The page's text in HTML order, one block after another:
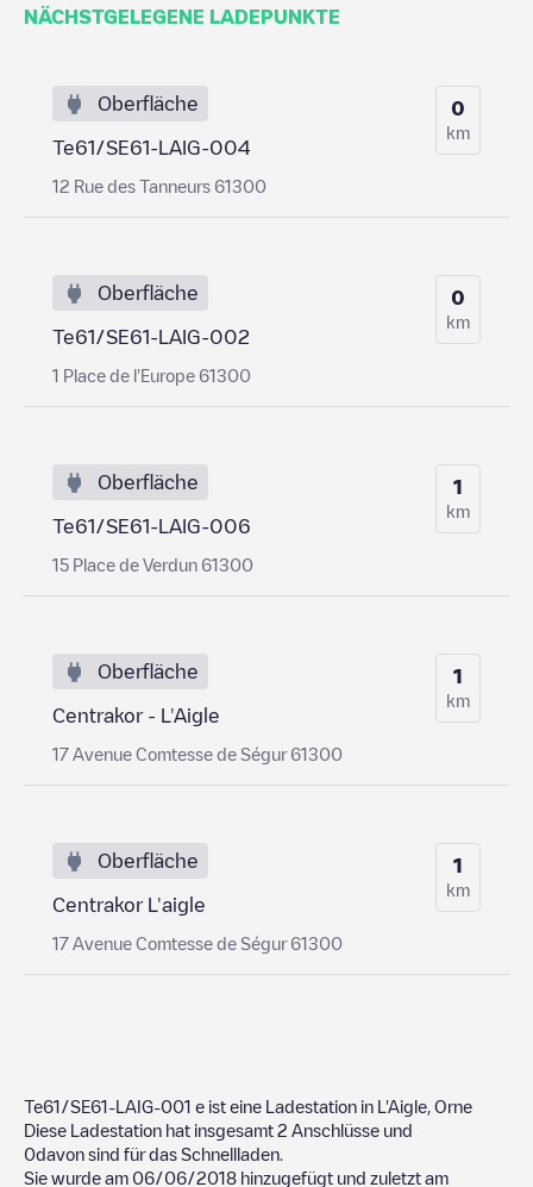
NÄCHSTGELEGENE LADEPUNKTE
Oberfläche
Te61/SE61-LAIG-004
12 Rue des Tanneurs 61300
0
km
Oberfläche
Te61/SE61-LAIG-002
1 Place de l'Europe 61300
0
km
Oberfläche
Te61/SE61-LAIG-006
15 Place de Verdun 61300
1
km
Oberfläche
Centrakor - L'Aigle
17 Avenue Comtesse de Ségur 61300
1
km
Oberfläche
Centrakor L'aigle
17 Avenue Comtesse de Ségur 61300
1
km
Te61/SE61-LAIG-001 e ist eine Ladestation in L'Aigle Orne
Diese Ladestation hat insgesamt 2 Anschlüsse und
0davon sind für das Schnellladen.
Sie wurde am 06/06/2018 hinzugefügt und zuletzt am